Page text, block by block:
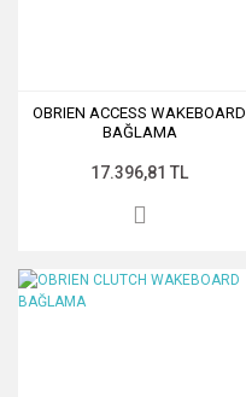
OBRIEN ACCESS WAKEBOARD
BAĞLAMA
17.396,81 TL